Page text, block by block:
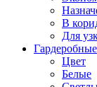
В
Для
Гардеробные
Цвет
Белые